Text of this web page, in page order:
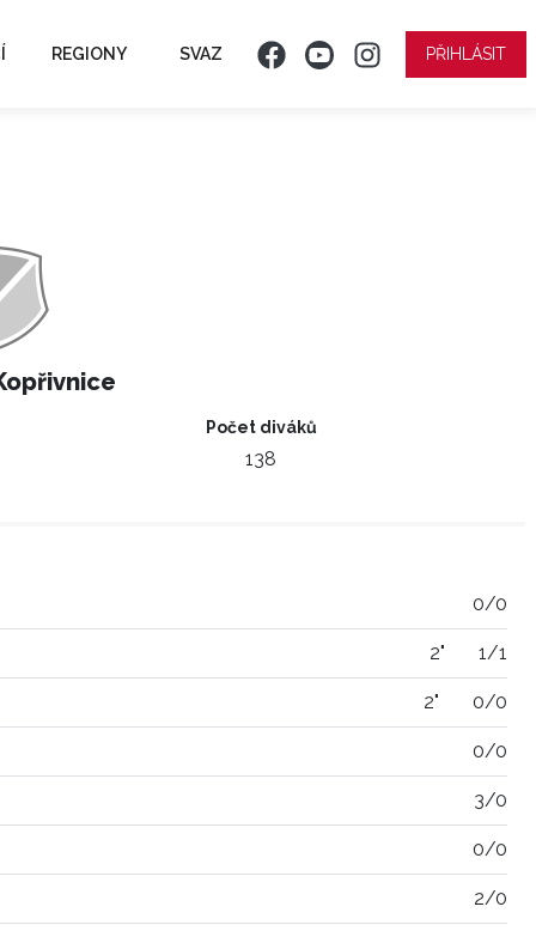
REGIONY SVAZ PŘIHLÁSIT
Počet diváků
138
0/0
2" 1/1
2" 0/0
0/0
3/0
0/0
2/0